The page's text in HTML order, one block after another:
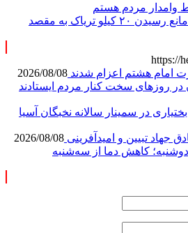
وامدار مردم هستم
شلیک پلیس سمنان مانع رسیدن ۲۰ کیلو تریاک به مقصد
https://
2026/08/08
روزهای سخت کنار مردم ایستادند
در سمینار سالانه نخبگان آسیا
جهاد تبیین و امیدآفرینی 2026/08/08
کاهش دما از سه‌شنبه